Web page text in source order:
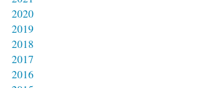
2020
2019
2018
2017
2016